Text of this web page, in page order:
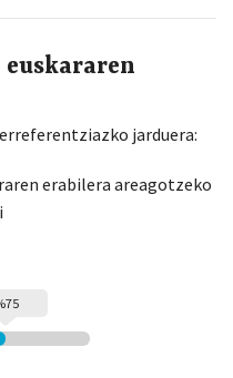
jarduera:
erabilera areagotzeko